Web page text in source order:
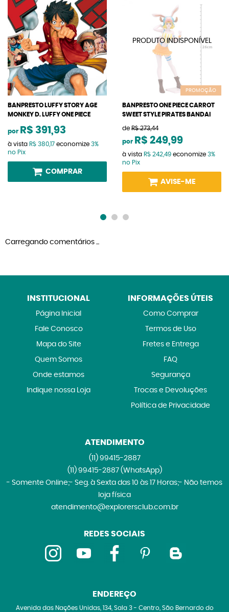
BANPRESTO LUFFY STORY AGE
MONKEY D. LUFFY ONE PIECE
por R$ 391,93
à vista R$ 380,17 economize 3%
no Pix
COMPRAR
PROMOÇÃO
BANPRESTO ONE PIECE CARROT
SWEET STYLE PIRATES BANDAI
de R$ 273,44
por R$ 249,99
à vista R$ 242,49 economize 3%
no Pix
AVISE-ME
Carregando comentários ...
INSTITUCIONAL
Página Inicial
Fale Conosco
Mapa do Site
Quem Somos
Onde estamos
Indique nossa Loja
INFORMAÇÕES ÚTEIS
Como Comprar
Termos de Uso
Fretes e Entrega
FAQ
Segurança
Trocas e Devoluções
Política de Privacidade
ATENDIMENTO
(11)99415-2887
(11)99415-2887 (WhatsApp)
- Somente Online;- Seg. à Sexta das 10 às 17 Horas;- Não temos
loja física
atendimento@explorersclub.com.br
REDES SOCIAIS
ENDEREÇO
Avenida das Nações Unidas, 134, Sala 3- Centro, São Bernardo do